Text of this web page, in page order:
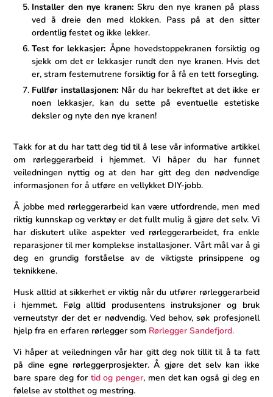
Installer den nye kranen:Skru den nye kranen på plass
ved å dreie den med klokken. Pass på at den sitter
ordentlig‌ festet og ikke lekker.
Test for lekkasjer: Åpne hovedstoppekranen forsiktig og
sjekk om det er lekkasjer rundt den nye kranen. Hvis det
er, stram festemutrene forsiktig for å få en ​tett forsegling.
Fullfør installasjonen:Når du har bekreftet at det ikke ‌er
noen lekkasjer, kan du sette på eventuelle estetiske
deksler og⁤ nyte den nye kranen!
Takk for at du har tatt‍ deg tid til å lese vår informative artikkel
om rørleggerarbeid i⁢ hjemmet. Vi håper du har funnet
veiledningen nyttig​ og at den har gitt deg ‌den nødvendige
informasjonen for å utføre en vellykket DIY-jobb.
Å jobbe med ‍rørleggerarbeid kan være utfordrende, men med
riktig kunnskap og verktøy er det fullt mulig å gjøre det selv. Vi
har diskutert ulike aspekter ved rørleggerarbeidet, fra enkle
reparasjoner til mer komplekse installasjoner.‍ Vårt mål var ​å gi
deg en grundig forståelse ‍av de viktigste prinsippene og
teknikkene.
Husk alltid ​at sikkerhet ⁢er viktig når du utfører rørleggerarbeid
i‍ hjemmet. Følg alltid produsentens instruksjoner og bruk
verneutstyr ⁢der det er nødvendig. Ved behov, søk profesjonell
hjelp fra en ‍erfaren rørlegger som Rørlegger Sandefjord.
Vi håper at veiledningen vår har gitt⁣ deg nok tillit til å ta fatt
på dine egne rørleggerprosjekter. Å gjøre det selv kan ikke
bare spare ‍deg for tid og penger, men det kan også gi deg en
følelse av stolthet og mestring.